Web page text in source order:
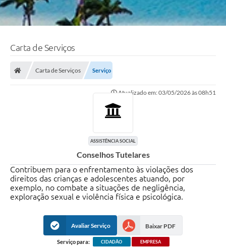
Carta de Serviços
Carta de Serviços Serviço
Atualizado em: 03/05/2026 às 08h51
ASSISTÊNCIA SOCIAL
Conselhos Tutelares
Contribuem para o enfrentamento às violações dos
direitos das crianças e adolescentes atuando, por
exemplo, no combate a situações de negligência,
exploração sexual e violência física e psicológica.
Avaliar Serviço Baixar PDF
Serviço para: CIDADÃO EMPRESA